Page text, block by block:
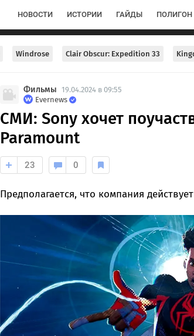
НОВОСТИ ИСТОРИИ ГАЙДЫ ПОЛИГОН
Windrose Clair Obscur: Expedition 33
Фильмы
19.04.2024 в 09:55
Evernews
СМИ: Sony хочет
Paramount
23 0
Предполагается, что компания